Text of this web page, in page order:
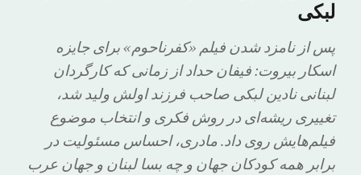
لبکی
پس از نامزد شدن فیلم «کفرناحوم» برای جایزه
اسکار بیروت: فیفان حداد از زمانی که کارگردان
لبنانی نادین لبکی صاحب فرزند اولش ولید شد،
تغییری ریشه‌ای در روش فکری و انتخاب موضوع
فیلم‌هایش روی داد. مادری، احساس مسئولیت در
برابر همه کودکان جهان و چه بسا لبنان و جهان عرب